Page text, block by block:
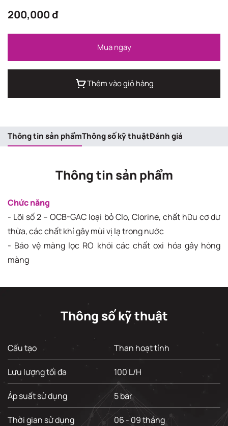
200,000 đ
Mua ngay
Thêm vào giỏ hàng
Thông tin sản phẩmThông số kỹ thuậtĐánh giá
Thông tin sản phẩm
Chức năng
- Lõi số 2 – OCB-GAC loại bỏ Clo, Clorine, chất hữu cơ dư
thừa, các chất khí gây mùi vị lạ trong nước
- Bảo vệ màng lọc RO khỏi các chất oxi hóa gây hỏng
màng
Thông số kỹ thuật
Cấu tạo Than hoạt tính
Lưu lượng tối đa 100 L/H
Áp suất sử dụng 5 bar
Thời gian sử dụng 06 - 09 tháng